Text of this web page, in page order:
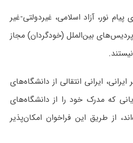
نور، آزاد اسلامی، غیردولتی-غیر
پردیس‌های بین‌الملل (خودگردان) مجاز
ایرانی انتقالی از دانشگاه‌های
که مدرک خود را از دانشگاه‌های
از طریق این فراخوان امکان‌پذیر